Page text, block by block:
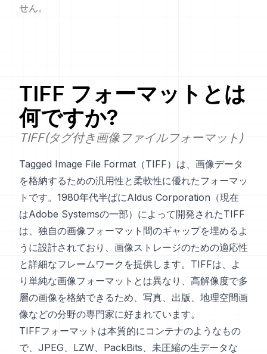
せん。
TIFF フォーマットとは
何ですか?
TIFF(タグ付き画像ファイルフォーマット)
Tagged Image File Format（TIFF）は、画像データ
を格納するための汎用性と柔軟性に優れたフォーマッ
トです。1980年代半ばにAldus Corporation（現在
はAdobe Systemsの一部）によって開発されたTIFF
は、独自の画像フォーマット間のギャップを埋めるよ
うに設計されており、画像ストレージのための適応性
と詳細なフレームワークを提供します。TIFFは、よ
り単純な画像フォーマットとは異なり、高解像度で多
層の画像を格納できるため、写真、出版、地理空間画
像などの分野の専門家に好まれています。
TIFFフォーマットは本質的にコンテナのようなもの
で、JPEG、LZW、PackBits、未圧縮の生データな